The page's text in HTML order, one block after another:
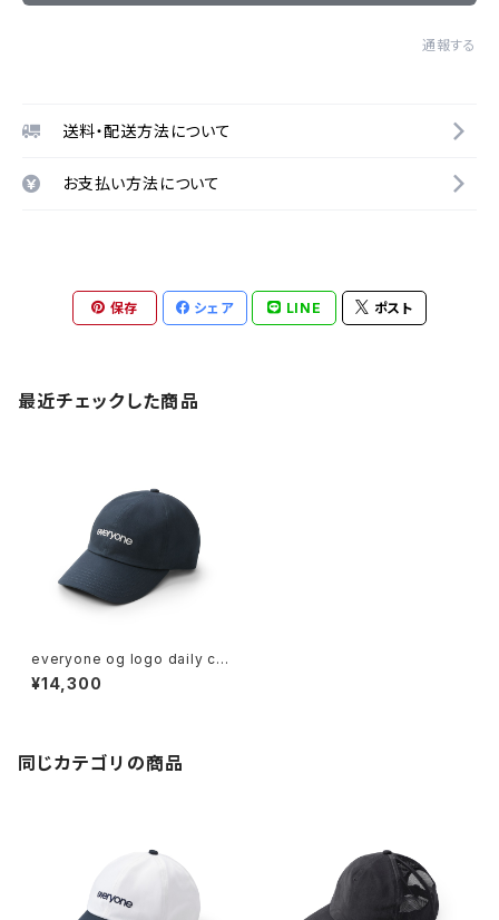
通報する
送料・配送方法について
お支払い方法について
保存 シェア LINE ポスト
最近チェックした商品
everyone og logo daily ca
p (NAVY)
¥14,300
同じカテゴリの商品